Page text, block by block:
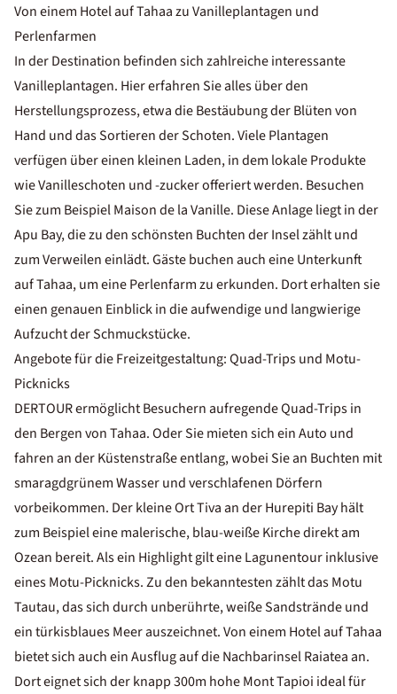
Von einem Hotel auf Tahaa zu Vanilleplantagen und
Perlenfarmen
In der Destination befinden sich zahlreiche interessante
Vanilleplantagen. Hier erfahren Sie alles über den
Herstellungsprozess, etwa die Bestäubung der Blüten von
Hand und das Sortieren der Schoten. Viele Plantagen
verfügen über einen kleinen Laden, in dem lokale Produkte
wie Vanilleschoten und -zucker offeriert werden. Besuchen
Sie zum Beispiel Maison de la Vanille. Diese Anlage liegt in der
Apu Bay, die zu den schönsten Buchten der Insel zählt und
zum Verweilen einlädt. Gäste buchen auch eine Unterkunft
auf Tahaa, um eine Perlenfarm zu erkunden. Dort erhalten sie
einen genauen Einblick in die aufwendige und langwierige
Aufzucht der Schmuckstücke.
Angebote für die Freizeitgestaltung: Quad-Trips und Motu-
Picknicks
DERTOUR ermöglicht Besuchern aufregende Quad-Trips in
den Bergen von Tahaa. Oder Sie mieten sich ein Auto und
fahren an der Küstenstraße entlang, wobei Sie an Buchten mit
smaragdgrünem Wasser und verschlafenen Dörfern
vorbeikommen. Der kleine Ort Tiva an der Hurepiti Bay hält
zum Beispiel eine malerische, blau-weiße Kirche direkt am
Ozean bereit. Als ein Highlight gilt eine Lagunentour inklusive
eines Motu-Picknicks. Zu den bekanntesten zählt das Motu
Tautau, das sich durch unberührte, weiße Sandstrände und
ein türkisblaues Meer auszeichnet. Von einem Hotel auf Tahaa
bietet sich auch ein Ausflug auf die Nachbarinsel Raiatea an.
Dort eignet sich der knapp 300m hohe Mont Tapioi ideal für